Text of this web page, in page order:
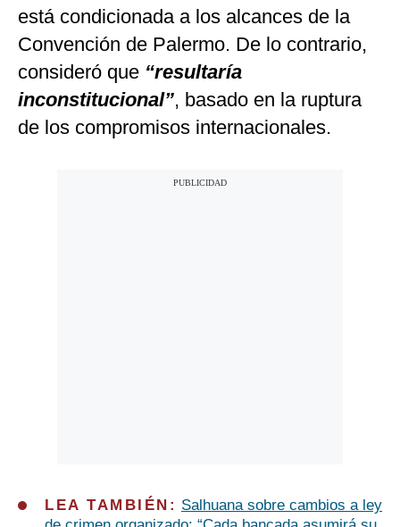
está condicionada a los alcances de la
Convención de Palermo. De lo contrario,
consideró que “resultaría
inconstitucional”, basado en la ruptura
de los compromisos internacionales.
LEA TAMBIÉN: Salhuana sobre cambios a ley